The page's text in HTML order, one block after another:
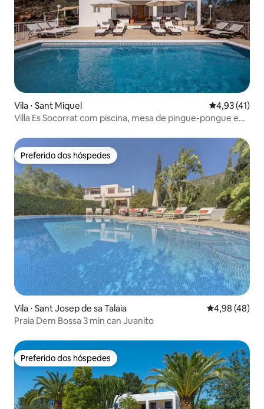
Vila ⋅ Sant Miquel 4,93 de uma
4,93 (41)
Villa Es Socorrat com piscina, mesa de pingue-pongue e
Preferido dos hóspedes
Preferido dos hóspedes
Vila ⋅ Sant Josep de sa Talaia 4,98 de uma
4,98 (48)
Praia Dem Bossa 3 min can Juanito
Preferido dos hóspedes
Preferido dos hóspedes